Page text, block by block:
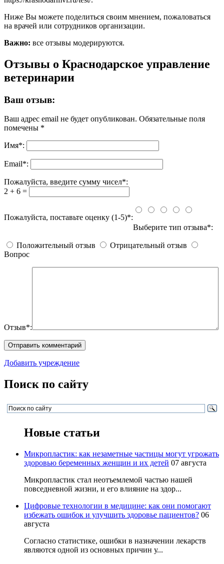
Ниже Вы можете поделиться своим мнением, пожаловаться
на врачей или сотрудников организации.
Важно: все отзывы модерируются.
Отзывы о Краснодарское управление
ветеринарии
Ваш отзыв:
Ваш адрес email не будет опубликован. Обязательные поля
помечены *
Имя*:
Email*:
Пожалуйста, введите сумму чисел*:
2 + 6 =
Пожалуйста, поставьте оценку (1-5)*:
Выберите тип отзыва*:
Положительный отзыв
Отрицательный отзыв
Вопрос
Отзыв*:
Добавить учреждение
Поиск по сайту
Новые статьи
Микропластик: как незаметные частицы могут угрожать
здоровью беременных женщин и их детей 07 августа
Микропластик стал неотъемлемой частью нашей
повседневной жизни, и его влияние на здор...
Цифровые технологии в медицине: как они помогают
избежать ошибок и улучшить здоровье пациентов? 06
августа
Согласно статистике, ошибки в назначении лекарств
являются одной из основных причин у...